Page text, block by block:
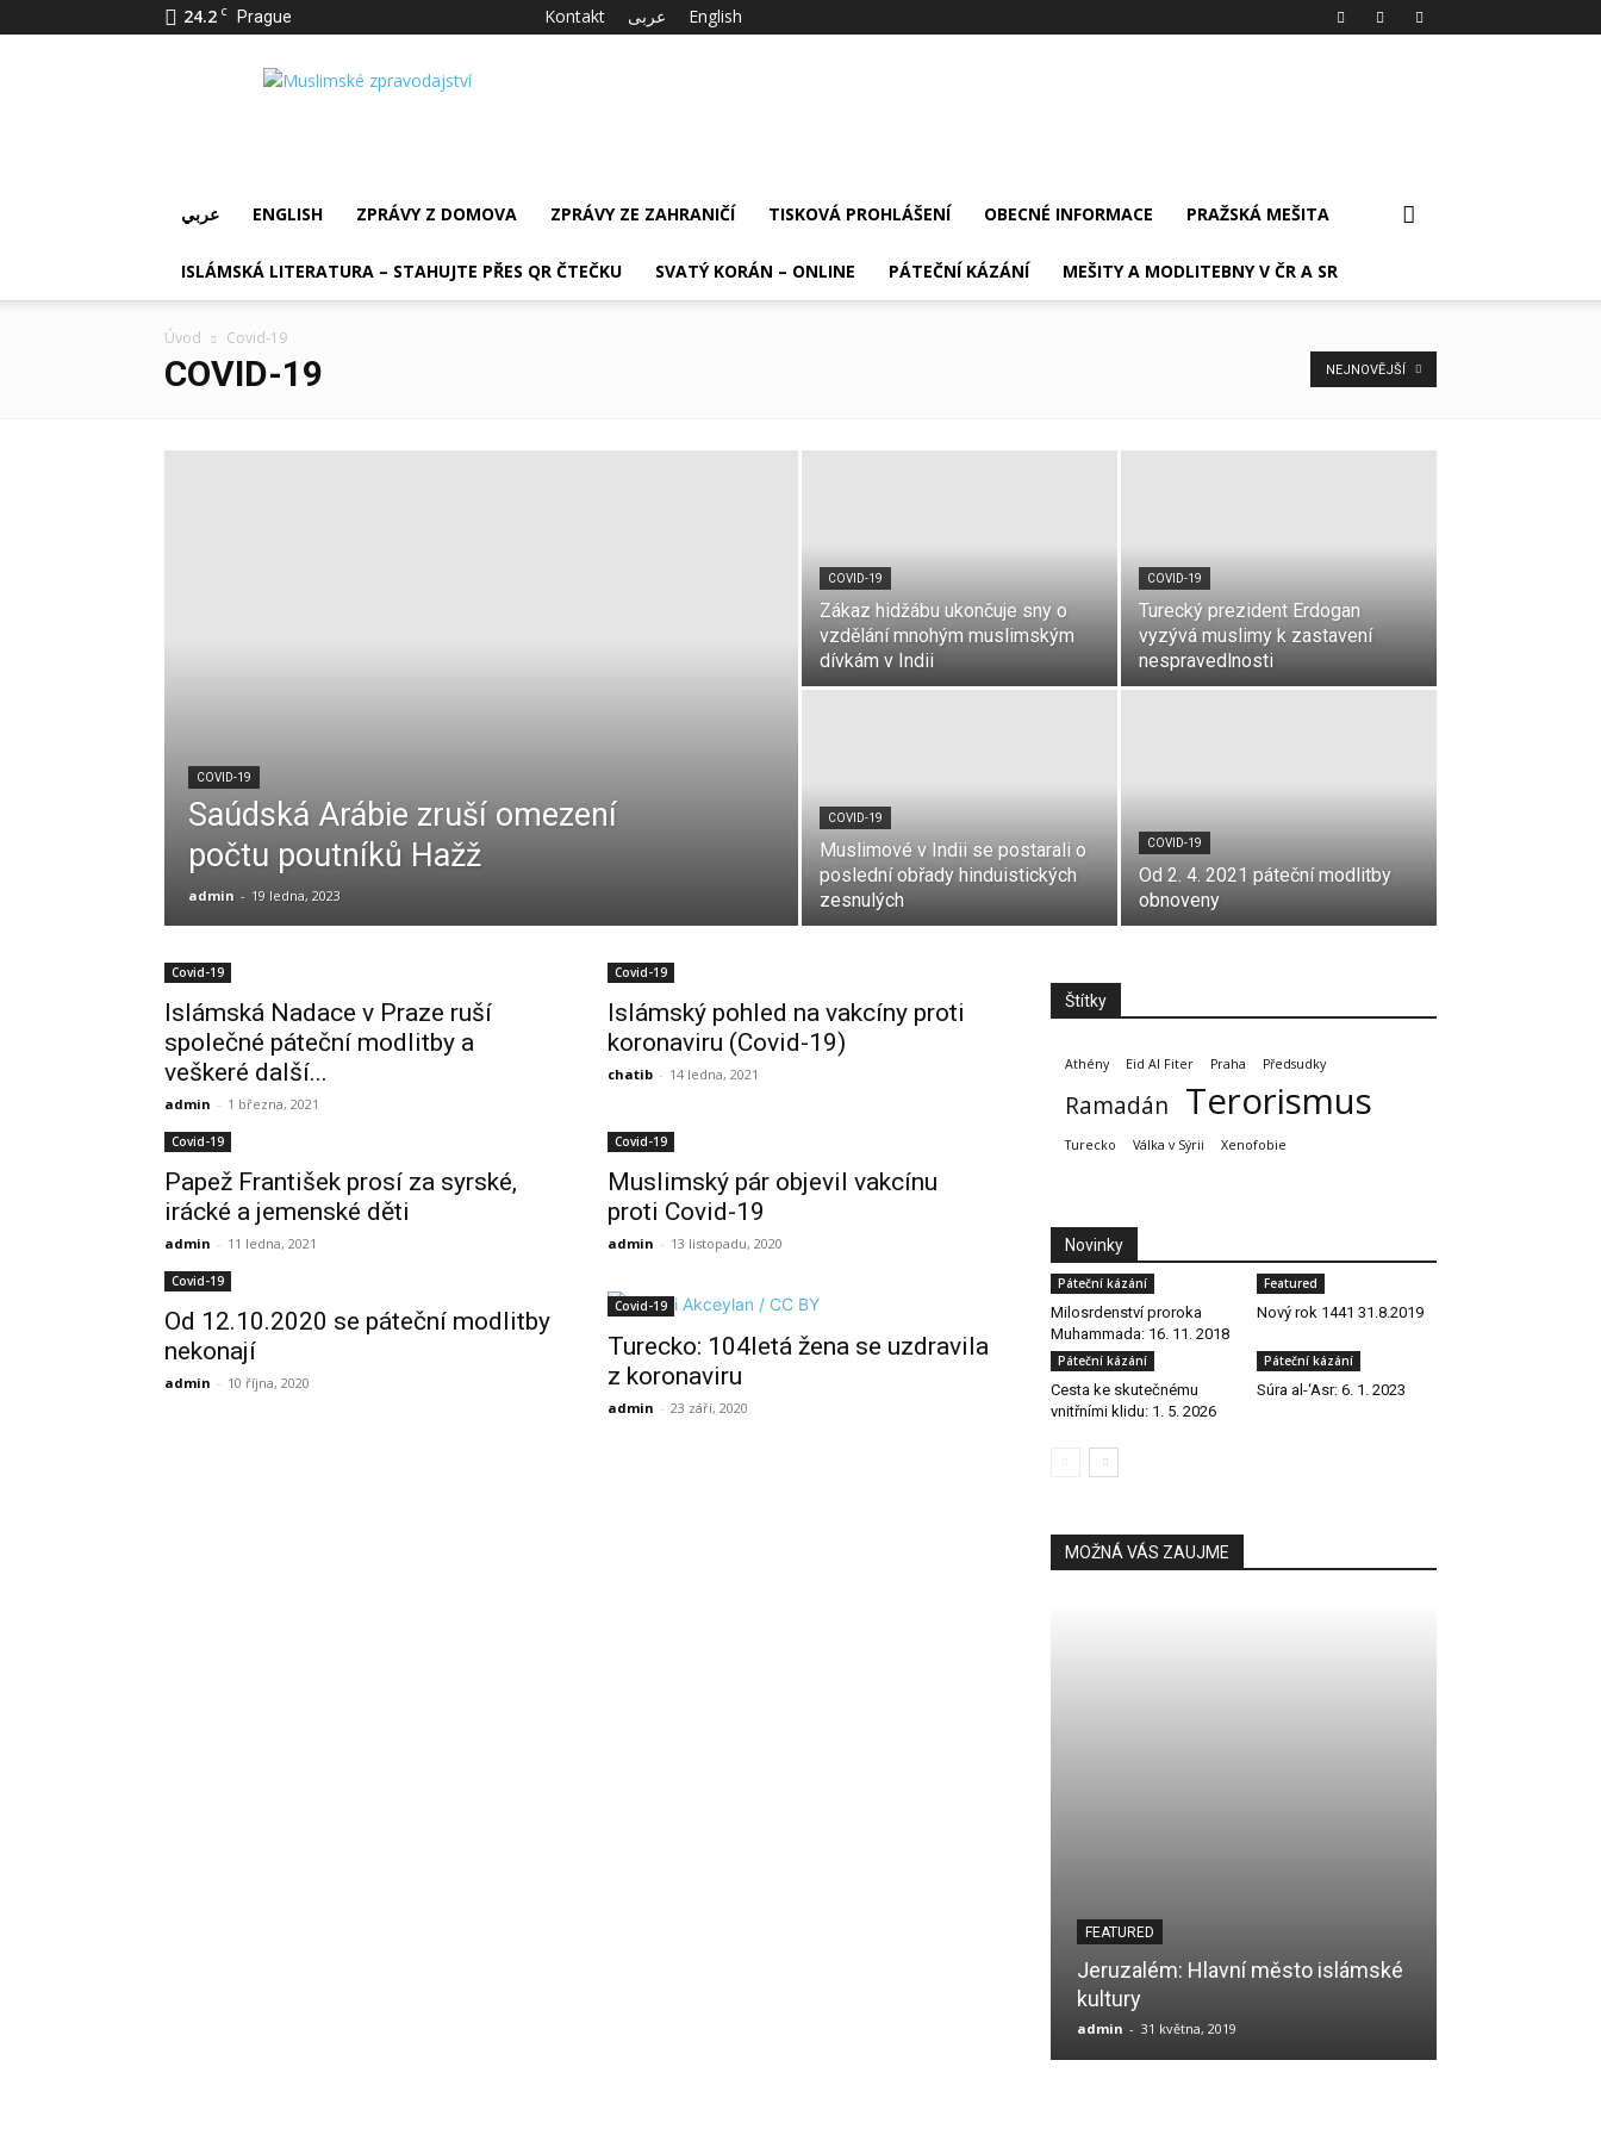
24.2 C Prague Kontakt عربى English
IslámDnes
عربي ENGLISH ZPRÁVY Z DOMOVA ZPRÁVY ZE ZAHRANIČÍ TISKOVÁ PROHLÁŠENÍ OBECNÉ INFORMACE PRAŽSKÁ MEŠITA
ISLÁMSKÁ LITERATURA – STAHUJTE PŘES QR ČTEČKU SVATÝ KORÁN – ONLINE PÁTEČNÍ KÁZÁNÍ MEŠITY A MODLITEBNY V ČR A SR
Úvod Covid-19
COVID-19 NEJNOVĚJŠÍ
COVID-19
Saúdská Arábie zruší omezení
počtu poutníků Hažž
admin - 19 ledna, 2023
COVID-19
Zákaz hidžábu ukončuje sny o
vzdělání mnohým muslimským
dívkám v Indii
COVID-19
Turecký prezident Erdogan
vyzývá muslimy k zastavení
nespravedlnosti
COVID-19
Muslimové v Indii se postarali o
poslední obřady hinduistických
zesnulých
COVID-19
Od 2. 4. 2021 páteční modlitby
obnoveny
Covid-19
Islámská Nadace v Praze ruší
společné páteční modlitby a
veškeré další...
admin - 1 března, 2021
Covid-19
Islámský pohled na vakcíny proti
koronaviru (Covid-19)
chatib - 14 ledna, 2021
Covid-19
Papež František prosí za syrské,
irácké a jemenské děti
admin - 11 ledna, 2021
Covid-19
Muslimský pár objevil vakcínu
proti Covid-19
admin - 13 listopadu, 2020
Covid-19
Od 12.10.2020 se páteční modlitby
nekonají
admin - 10 října, 2020
Covid-19
Turecko: 104letá žena se uzdravila
z koronaviru
admin - 23 září, 2020
Štítky
Athény Eid Al Fiter Praha Předsudky
Ramadán Terorismus
Turecko Válka v Sýrii Xenofobie
Novinky
Páteční kázání
Milosrdenství proroka
Muhammada: 16. 11. 2018
Featured
Nový rok 1441 31.8.2019
Páteční kázání
Cesta ke skutečnému
vnitřními klidu: 1. 5. 2026
Páteční kázání
Súra al-‘Asr: 6. 1. 2023
MOŽNÁ VÁS ZAUJME
FEATURED
Jeruzalém: Hlavní město islámské
kultury
admin - 31 května, 2019